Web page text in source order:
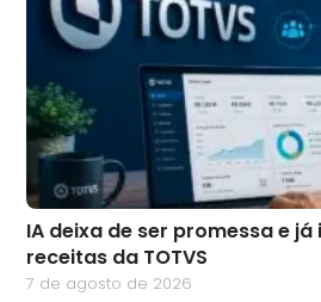
IA deixa de ser promessa e
receitas da TOTVS
7 de agosto de 2026